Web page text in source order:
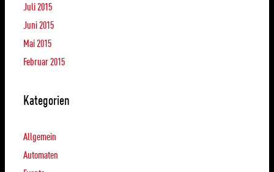
Juli 2015
Juni 2015
Mai 2015
Februar 2015
Kategorien
Allgemein
Automaten